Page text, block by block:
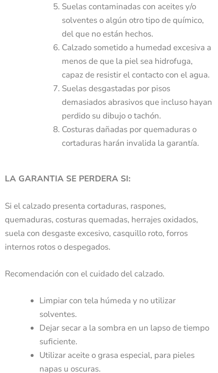
Suelas contaminadas con aceites y/o
solventes o algún otro tipo de químico,
del que no están hechos.
Calzado sometido a humedad excesiva a
menos de que la piel sea hidrofuga,
capaz de resistir el contacto con el agua.
Suelas desgastadas por pisos
demasiados abrasivos que incluso hayan
perdido su dibujo o tachón.
Costuras dañadas por quemaduras o
cortaduras harán invalida la garantía.
LA GARANTIA SE PERDERA SI:
Si el calzado presenta cortaduras, raspones,
quemaduras, costuras quemadas, herrajes oxidados,
suela con desgaste excesivo, casquillo roto, forros
internos rotos o despegados.
Recomendación con el cuidado del calzado.
Limpiar con tela húmeda y no utilizar
solventes.
Dejar secar a la sombra en un lapso de tiempo
suficiente.
Utilizar aceite o grasa especial, para pieles
napas u oscuras.